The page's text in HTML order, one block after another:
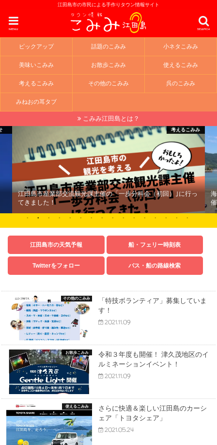
江田島市の市民による手作りタウン情報サイト
search
menu
ピックアップ 話題のこみみ 小ネタこみみ
美味いこみみ お散歩こみみ 使えるこみみ
考えるこみみ その他のこみみ 呉のこみみ
みねおの耳タブ
こみみ江田島とは？
考えるこみみ
江田島市産業部交流観光課主催の「一歩分科会（初回）｣に行っ
てきました！
江田島市の天気予報 船・フェリー時刻表
Twitterをフォロー バス・船の路線検索
その他のこみみ
「特技ボランティア」募集していま
す！
2021.11.09
お散歩こみみ
令和３年度も開催！ 津久茂地区のイ
ルミネーションイベント！
2021.11.09
使えるこみみ
さらに快適＆楽しい江田島のカーシ
ェア「トヨタシェア」
2021.05.24